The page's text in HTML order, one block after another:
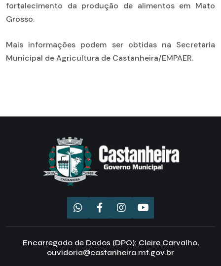
fortalecimento da produção de alimentos em Mato
Grosso.
Mais informações podem ser obtidas na Secretaria
Municipal de Agricultura de Castanheira/EMPAER.
Encarregado de Dados (DPO): Cleire Carvalho,
ouvidoria@castanheira.mt.gov.br